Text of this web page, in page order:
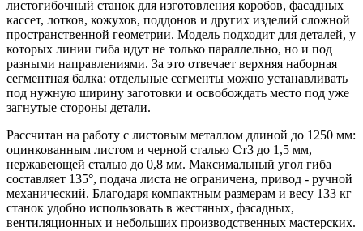
листогибочный станок для изготовления коробов, фасадных
кассет, лотков, кожухов, поддонов и других изделий сложной
пространственной геометрии. Модель подходит для деталей, у
которых линии гиба идут не только параллельно, но и под
разными направлениями. За это отвечает верхняя наборная
сегментная балка: отдельные сегменты можно устанавливать
под нужную ширину заготовки и освобождать место под уже
загнутые стороны детали.
Рассчитан на работу с листовым металлом длиной до 1250 мм:
оцинкованным листом и черной сталью Ст3 до 1,5 мм,
нержавеющей сталью до 0,8 мм. Максимальный угол гиба
составляет 135°, подача листа не ограничена, привод - ручной
механический. Благодаря компактным размерам и весу 133 кг
станок удобно использовать в жестяных, фасадных,
вентиляционных и небольших производственных мастерских.